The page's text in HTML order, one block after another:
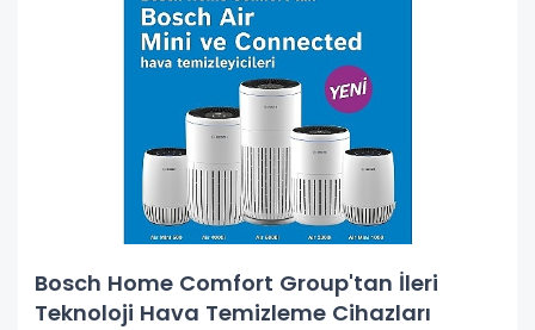
Bosch Home Comfort Group'tan İleri
Teknoloji Hava Temizleme Cihazları